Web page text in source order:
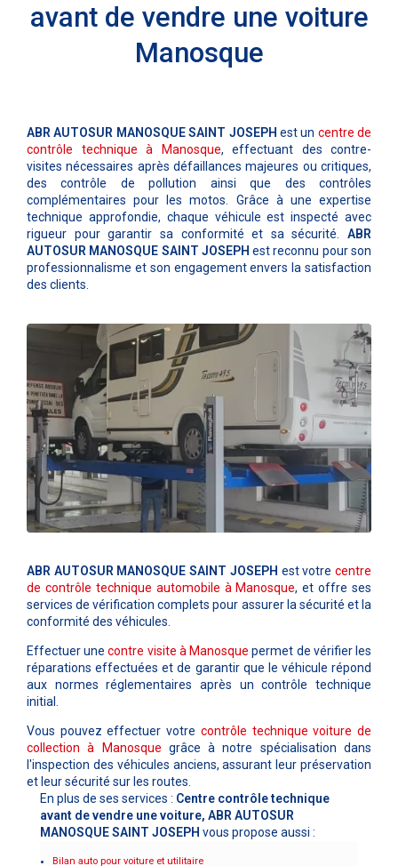
avant de vendre une voiture
Manosque
ABR AUTOSUR MANOSQUE SAINT JOSEPH est un centre de
contrôle technique à Manosque, effectuant des contre-
visites nécessaires après défaillances majeures ou critiques,
des contrôle de pollution ainsi que des contrôles
complémentaires pour les motos. Grâce à une expertise
technique approfondie, chaque véhicule est inspecté avec
rigueur pour garantir sa conformité et sa sécurité. ABR
AUTOSUR MANOSQUE SAINT JOSEPH est reconnu pour son
professionnalisme et son engagement envers la satisfaction
des clients.
ABR AUTOSUR MANOSQUE SAINT JOSEPH est votrecentre
de contrôle technique automobile à Manosque, et offre ses
services de vérification complets pour assurer la sécurité et la
conformité des véhicules.
Effectuer unecontre visite à Manosque permet de vérifier les
réparations effectuées et de garantir que le véhicule répond
aux normes réglementaires après un contrôle technique
initial.
Vous pouvez effectuer votre contrôle technique voiture de
collection à
Manosque grâce à notre spécialisation dans
l'inspection des véhicules anciens, assurant leur préservation
et leur sécurité sur les routes.
En plus de ses services : Centre contrôle technique
avant de vendre une voiture, ABR AUTOSUR
MANOSQUE SAINT JOSEPH vous propose aussi :
Bilan auto pour voiture et utilitaire